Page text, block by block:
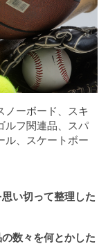
ノーボード、スキ
ルフ関連品、スパ
ル、スケートボー
い切って整理した
数々を何とかした